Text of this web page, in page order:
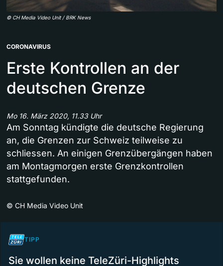
© CH Media Video Unit / BRK News
CORONAVIRUS
Erste Kontrollen an der
deutschen Grenze
Mo 16. März 2020, 11.33 Uhr
Am Sonntag kündigte die deutsche Regierung
an, die Grenzen zur Schweiz teilweise zu
schliessen. An einigen Grenzübergängen haben
am Montagmorgen erste Grenzkontrollen
stattgefunden.
© CH Media Video Unit
TIPP
Sie wollen keine TeleZüri-Highlights